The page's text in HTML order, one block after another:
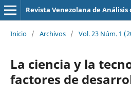
Revista Venezolana de
Inicio / Archivos / Vol. 23 Núm. 1
La ciencia y la
factores de